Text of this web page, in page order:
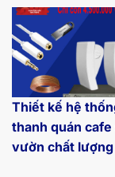
Thiết kế hệ
thanh quán cafe
vườn chất lượng